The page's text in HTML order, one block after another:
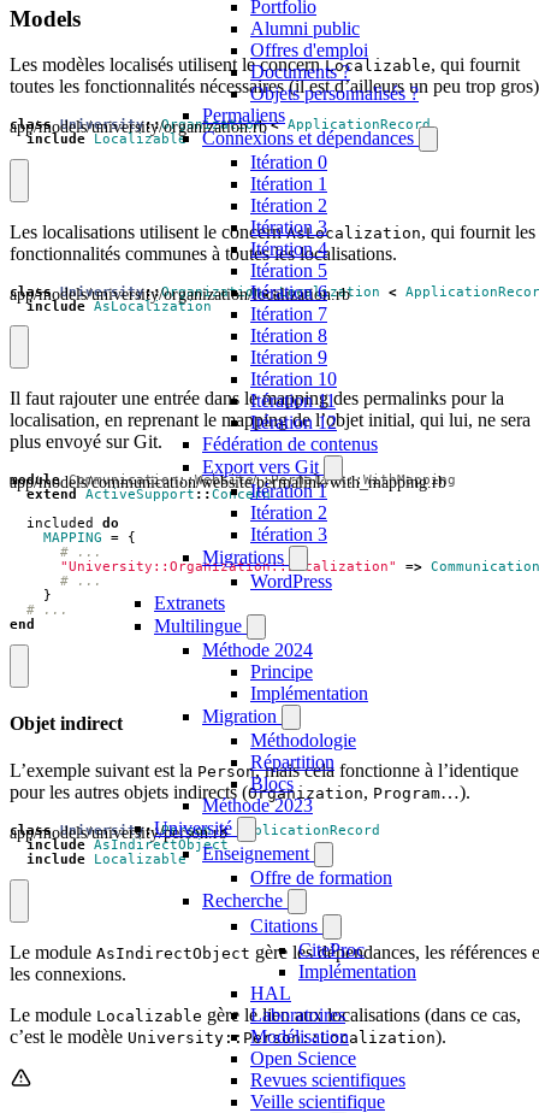
Portfolio
Alumni public
Offres d'emploi
Documents ?
Objets personnalisés ?
Permaliens
Connexions et dépendances
Itération 0
Itération 1
Itération 2
Itération 3
Itération 4
Itération 5
Itération 6
Itération 7
Itération 8
Itération 9
Itération 10
Itération 11
Itération 12
Fédération de contenus
Export vers Git
Itération 1
Itération 2
Itération 3
Migrations
WordPress
Extranets
Multilingue
Méthode 2024
Principe
Implémentation
Migration
Méthodologie
Répartition
Blocs
Méthode 2023
Université
Enseignement
Offre de formation
Recherche
Citations
CiteProc
Implémentation
HAL
Laboratoires
Modélisation
Open Science
Revues scientifiques
Veille scientifique
Models
Les modèles localisés utilisent le concernLocalizable, qui fournit
toutes les fonctionnalités nécessaires (il est d’ailleurs un peu trop
app/models/university/organization.rb
class University::Organization < ApplicationRecord
include
Localizable
Les localisations utilisent le concernAsLocalization, qui fournit les
fonctionnalités communes à toutes les localisations.
app/models/university/organization/localization.rb
class University::Organization::Localization <
include AsLocalization
Il faut rajouter une entrée dans le mapping des permalinks pour la
localisation, en reprenant le mapping de l’objet initial, qui lui, ne sera
plus envoyé sur Git.
app/models/communication/website/permalink/with_mapping.rb
module Communication::Website::Permalink::WithMapping
extend
ActiveSupport ::Concern
included
do
MAPPING
=
{
# ...
"University::Organization::Localization"
=> Communication
# ...
}
# ...
end
Objet indirect
L’exemple suivant est la Person, mais cela fonctionne à l’identique
pour les autres objets indirects (Organization, Program…).
app/models/university/person.rb
class University::Person <
ApplicationRecord
include AsIndirectObject
include
Localizable
Le module AsIndirectObject gère les dépendances, les références
les connexions.
Le module Localizable gère le lien aux localisations (dans ce cas,
c’est le modèle University::Person::Localization).